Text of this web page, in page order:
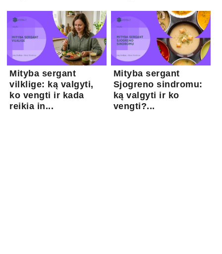
Mityba sergant
vilklige: ką valgyti,
ko vengti ir kada
reikia in...
Mityba sergant
Sjogreno sindromu:
ką valgyti ir ko
vengti?...